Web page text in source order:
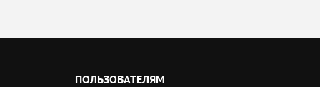
ПОЛЬЗОВАТЕЛЯМ